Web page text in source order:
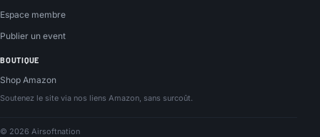
Espace membre
Publier un event
BOUTIQUE
Shop Amazon
Soutenez le site via nos liens Amazon, sans surcoût.
© 2026 Airsoftnation